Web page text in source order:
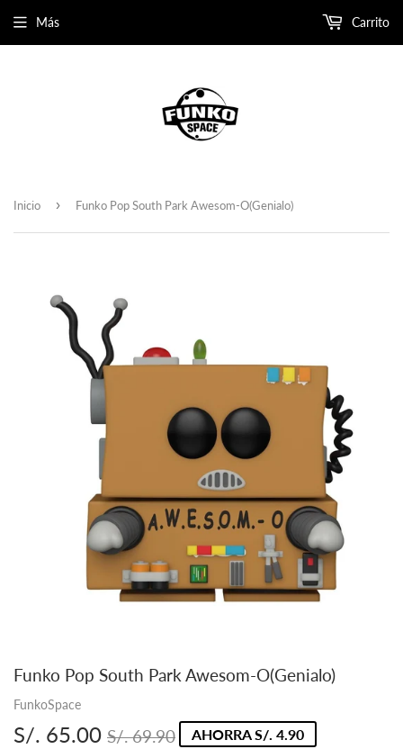
Más Carrito
Inicio › Funko Pop South Park Awesom-O(Genialo)
Funko Pop South Park Awesom-O(Genialo)
FunkoSpace
S/. 65.00 S/. 69.90
Precio
S/.
Precio
S/.
AHORRA S/. 4.90